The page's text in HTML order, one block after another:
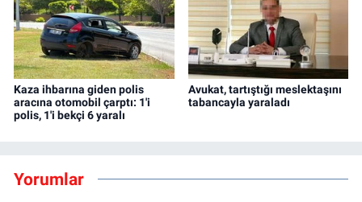
Kaza ihbarına giden polis
aracına otomobil çarptı: 1'i
polis, 1'i bekçi 6 yaralı
Avukat, tartıştığı meslektaşını
tabancayla yaraladı
Yorumlar